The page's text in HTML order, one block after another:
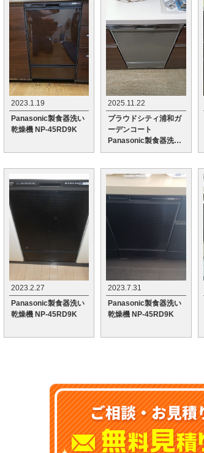
2023.1.19
Panasonic製食器洗い
乾燥機 NP-45RD9K
2025.11.22
プラウドシティ浦和ガ
ーデンコート
Panasonic製食器洗い
乾燥機NP-45MD9Sへ
2023.2.27
Panasonic製食器洗い
乾燥機 NP-45RD9K
2023.7.31
Panasonic製食器洗い
乾燥機 NP-45RD9K